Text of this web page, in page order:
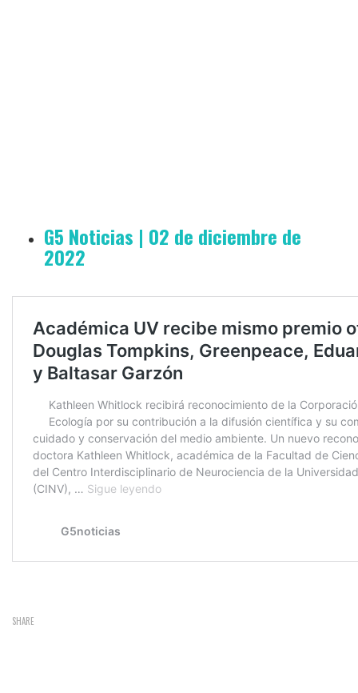
G5 Noticias | 02 de diciembre de
2022
SHARE